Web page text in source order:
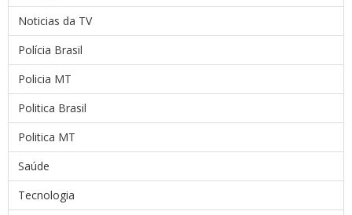
Noticias da TV
Polícia Brasil
Policia MT
Politica Brasil
Politica MT
Saúde
Tecnologia